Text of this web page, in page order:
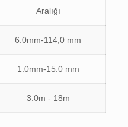
Aralığı
6.0mm-114,0 mm
1.0mm-15.0 mm
3.0m - 18m